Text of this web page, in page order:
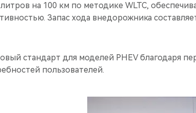
на 100 км по методике WLTC,
Запас хода внедорожника
стандарт для моделей PHEV благодаря
пользователей.